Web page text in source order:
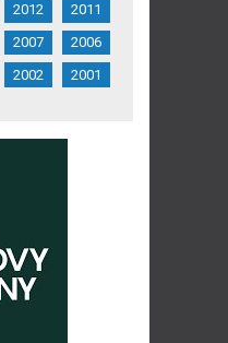
2012
2011
2007
2006
2002 2001